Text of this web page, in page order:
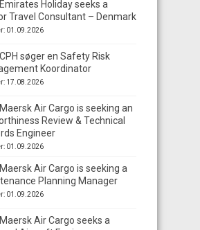
Holiday seeks a
Travel Consultant – Denmark
01.09.2026
søger en Safety Risk
Koordinator
17.08.2026
Air Cargo is seeking an
Review & Technical
Engineer
01.09.2026
Air Cargo is seeking a
Planning Manager
01.09.2026
Air Cargo seeks a